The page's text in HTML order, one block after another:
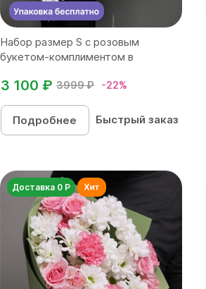
Набор размер S с розовым
букетом-комплиментом в
3999 ₽ -22%
3 100 ₽
Подробнее Быстрый заказ
Доставка 0 Р